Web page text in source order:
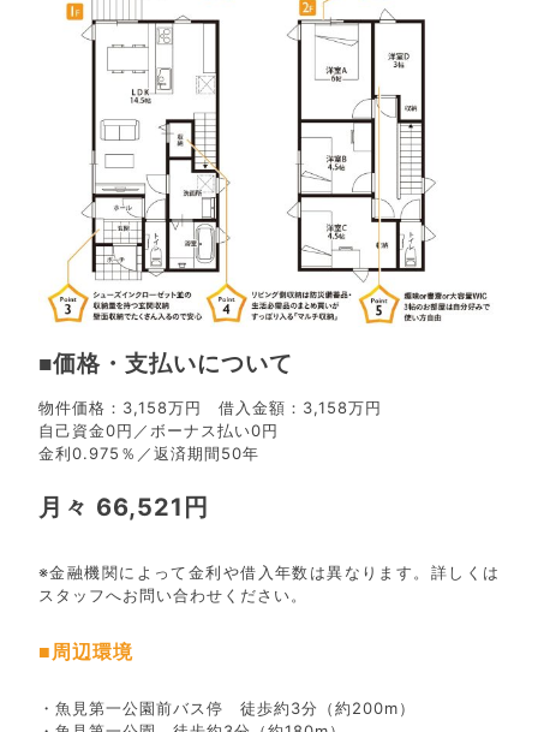
■価格・支払いについて
物件価格：3,158万円 借入金額：3,158万円
自己資金0円／ボーナス払い0円
金利0.975％／返済期間50年
月々 66,521円
※金融機関によって金利や借入年数は異なります。詳しくは
スタッフへお問い合わせください。
■周辺環境
・魚見第一公園前バス停 徒歩約3分（約200m）